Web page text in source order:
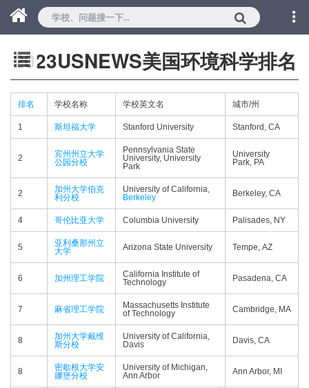
2023USNEWS美国环境科学排名
排名 学校名称 学校英文名 城市/州
1 斯坦福大学 Stanford University Stanford, CA
2
宾州州立大学
公园分校
Pennsylvania State
University, University
Park
University
Park, PA
2
加州大学伯克
利分校
University of California,
Berkeley
Berkeley, CA
4 哥伦比亚大学 Columbia University Palisades, NY
5
亚利桑那州立
大学
Arizona State University Tempe, AZ
6 加州理工学院
California Institute of
Technology
Pasadena, CA
7 麻省理工学院
Massachusetts Institute
of Technology
Cambridge, MA
8
加州大学戴维
斯分校
University of California,
Davis
Davis, CA
8
密歇根大学安
娜堡分校
University of Michigan,
Ann Arbor
Ann Arbor, MI